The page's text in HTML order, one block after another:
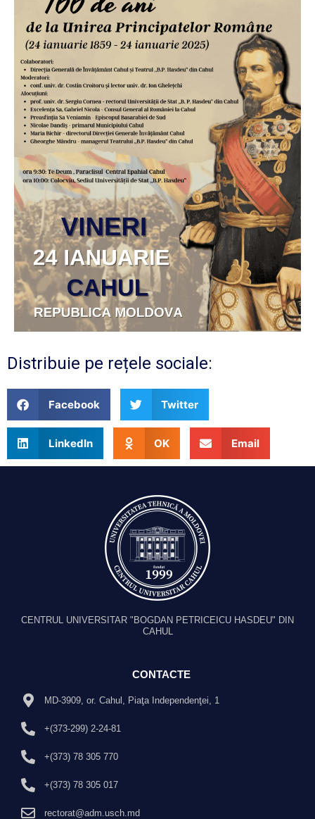
Distribuie pe rețele sociale:
Facebook Twitter
LinkedIn OK Email
CENTRUL UNIVERSITAR "BOGDAN PETRICEICU HASDEU" DIN
CAHUL
CONTACTE
MD-3909, or. Cahul, Piaţa Independenţei, 1
+(373-299) 2-24-81
+(373) 78 305 770
+(373) 78 305 017
rectorat@adm.usch.md